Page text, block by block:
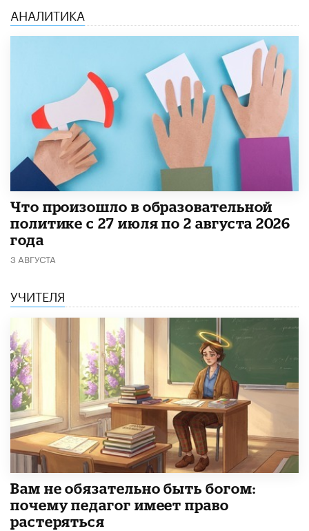
АНАЛИТИКА
​Что произошло в образовательной
политике с 27 июля по 2 августа 2026
года
3 АВГУСТА
УЧИТЕЛЯ
​Вам не обязательно быть богом:
почему педагог имеет право
растеряться